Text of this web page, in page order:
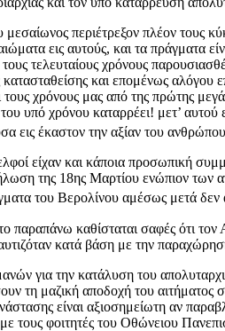
μεσαίωνος περιέτρεξον πλέον τους
εις αυτούς, και τα πράγματα
τελευταίους χρόνους
κατασταθείσης και επομένως αλόγου
τους χρόνους μας από της πρώτης
υπό χρόνου καταρρέει! μετ’ αυτού
εις έκαστον την αξίαν του
είχαν και κάποια προσωπική
της 18ης Μαρτίου ενώπιον των
του Βερολίνου αμέσως μετά δεν
καθίσταται σαφές ότι τον
κατά βάση με την
για την κατάλυση του
τη μαζική αποδοχή του αιτήματος
είναι αξιοσημείωτη αν
τους φοιτητές του Οθώνειου